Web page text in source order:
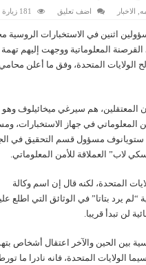
الاخبار اضف تعليق 181 زيارة
اثنين في الاستخبارات الروسية
القرصنة المعلوماتية ووجهت إليهم تهمة
الولايات المتحدة، وفق ما أعلن
المعتقلين، هم سيرغي ميخائيلوف وهو
المعلوماتي في جهاز الاستخبارات،
ستويانوف مسؤول قسم التحقيق في
لاب” العملاقة للأمن المعلوماتي.
المتحدة، لكنه قال إن اسم وكالة
“لم يرد بتاتا” في الوثائق التي اطلع
لن تبدأ قريبا.
بين الحين والآخر اعتقال أشخاص
الولايات المتحدة، فانه نادرا ما